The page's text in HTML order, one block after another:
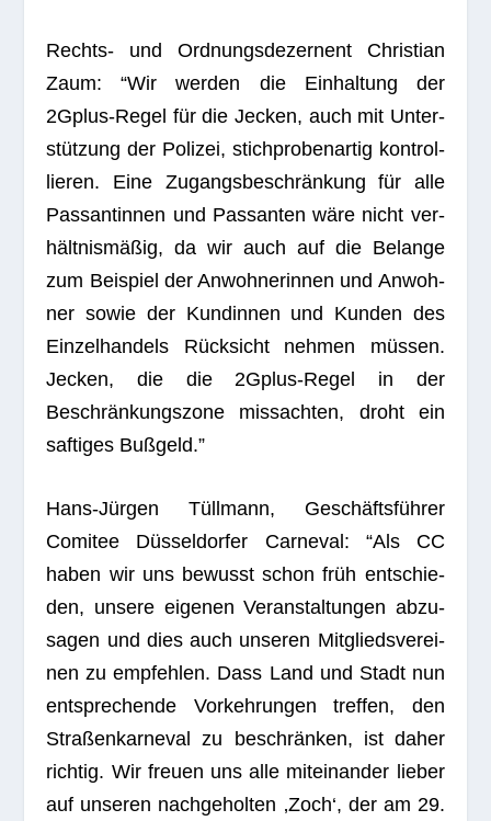
Rechts- und Ord­nungs­de­zer­nent Chris­tian
Zaum: “Wir wer­den die Ein­hal­tung der
2Gplus-Regel für die Jecken, auch mit Unter­
stüt­zung der Poli­zei, stich­pro­ben­ar­tig kon­trol­
lie­ren. Eine Zugangs­be­schrän­kung für alle
Pas­san­tin­nen und Pas­san­ten wäre nicht ver­
hält­nis­mä­ßig, da wir auch auf die Belange
zum Bei­spiel der Anwoh­ne­rin­nen und Anwoh­
ner sowie der Kun­din­nen und Kun­den des
Ein­zel­han­dels Rück­sicht neh­men müs­sen.
Jecken, die die 2Gplus-Regel in der
Beschrän­kungs­zone miss­ach­ten, droht ein
saf­ti­ges Bußgeld.”
Hans-Jür­gen Tüll­mann, Geschäfts­füh­rer
Comi­tee Düs­sel­dor­fer Car­ne­val: “Als CC
haben wir uns bewusst schon früh ent­schie­
den, unsere eige­nen Ver­an­stal­tun­gen abzu­
sa­gen und dies auch unse­ren Mit­glieds­ver­ei­
nen zu emp­feh­len. Dass Land und Stadt nun
ent­spre­chende Vor­keh­run­gen tref­fen, den
Stra­ßen­kar­ne­val zu beschrän­ken, ist daher
rich­tig. Wir freuen uns alle mit­ein­an­der lie­ber
auf unse­ren nach­ge­hol­ten ‚Zoch‘, der am 29.